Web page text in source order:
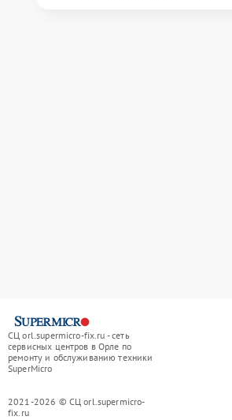
СЦ orl.supermicro-fix.ru - сеть
сервисных центров в Орле по
ремонту и обслуживанию техники
SuperMicro
2021-2026 © СЦ orl.supermicro-
fix.ru